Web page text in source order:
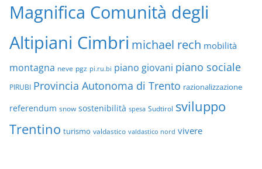
Magnifica Comunità degli
Altipiani Cimbri michael rech mobilità
montagna neve pgz pi.ru.bi piano giovani piano sociale
PIRUBI Provincia Autonoma di Trento razionalizzazione
referendum snow sostenibilità spesa Sudtirol sviluppo
Trentino turismo valdastico valdastico nord vivere